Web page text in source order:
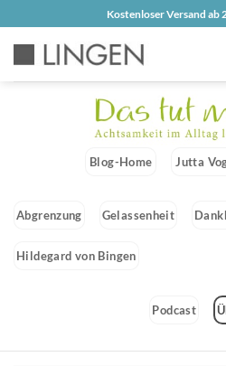
Inhalt
Kostenloser Versand ab
Blog-Home Jutta
Abgrenzung Gelassenheit
Hildegard von Bingen
Podcast